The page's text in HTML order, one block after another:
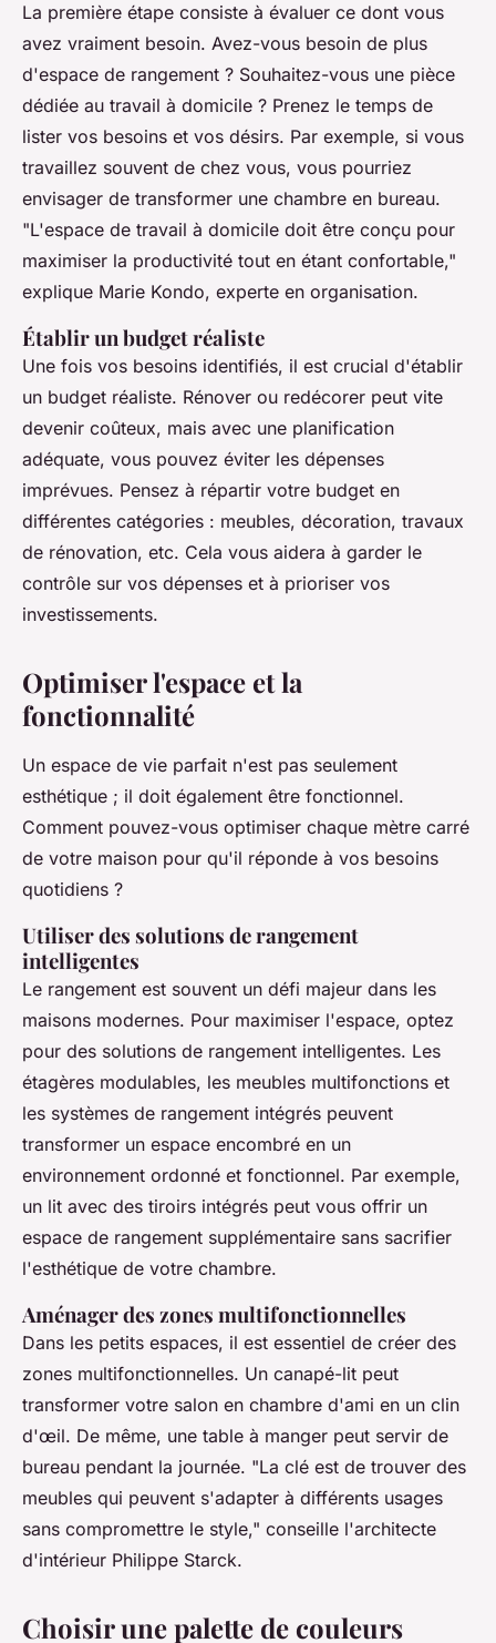
La première étape consiste à évaluer ce dont vous
avez vraiment besoin. Avez-vous besoin de plus
d'espace de rangement ? Souhaitez-vous une pièce
dédiée au travail à domicile ? Prenez le temps de
lister vos besoins et vos désirs. Par exemple, si vous
travaillez souvent de chez vous, vous pourriez
envisager de transformer une chambre en bureau.
"L'espace de travail à domicile doit être conçu pour
maximiser la productivité tout en étant confortable,"
explique Marie Kondo, experte en organisation.
Établir un budget réaliste
Une fois vos besoins identifiés, il est crucial d'établir
un budget réaliste. Rénover ou redécorer peut vite
devenir coûteux, mais avec une planification
adéquate, vous pouvez éviter les dépenses
imprévues. Pensez à répartir votre budget en
différentes catégories : meubles, décoration, travaux
de rénovation, etc. Cela vous aidera à garder le
contrôle sur vos dépenses et à prioriser vos
investissements.
Optimiser l'espace et la
fonctionnalité
Un espace de vie parfait n'est pas seulement
esthétique ; il doit également être fonctionnel.
Comment pouvez-vous optimiser chaque mètre carré
de votre maison pour qu'il réponde à vos besoins
quotidiens ?
Utiliser des solutions de rangement
intelligentes
Le rangement est souvent un défi majeur dans les
maisons modernes. Pour maximiser l'espace, optez
pour des solutions de rangement intelligentes. Les
étagères modulables, les meubles multifonctions et
les systèmes de rangement intégrés peuvent
transformer un espace encombré en un
environnement ordonné et fonctionnel. Par exemple,
un lit avec des tiroirs intégrés peut vous offrir un
espace de rangement supplémentaire sans sacrifier
l'esthétique de votre chambre.
Aménager des zones multifonctionnelles
Dans les petits espaces, il est essentiel de créer des
zones multifonctionnelles. Un canapé-lit peut
transformer votre salon en chambre d'ami en un clin
d'œil. De même, une table à manger peut servir de
bureau pendant la journée. "La clé est de trouver des
meubles qui peuvent s'adapter à différents usages
sans compromettre le style," conseille l'architecte
d'intérieur Philippe Starck.
Choisir une palette de couleurs